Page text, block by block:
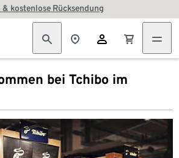
kostenlose Rücksendung
bei Tchibo im